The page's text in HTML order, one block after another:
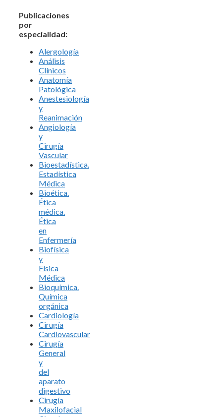
Publicaciones
por
especialidad:
Alergología
Análisis
Clínicos
Anatomía
Patológica
Anestesiología
y
Reanimación
Angiología
y
Cirugía
Vascular
Bioestadística.
Estadística
Médica
Bioética.
Ética
médica.
Ética
en
Enfermería
Biofísica
y
Física
Médica
Bioquímica.
Química
orgánica
Cardiología
Cirugía
Cardiovascular
Cirugía
General
y
del
aparato
digestivo
Cirugía
Maxilofacial